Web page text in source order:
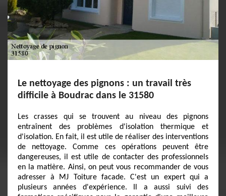
Le nettoyage des pignons : un travail très
difficile à Boudrac dans le 31580
Les crasses qui se trouvent au niveau des pignons
entraînent des problèmes d'isolation thermique et
d'isolation. En fait, il est utile de réaliser des interventions
de nettoyage. Comme ces opérations peuvent être
dangereuses, il est utile de contacter des professionnels
en la matière. Ainsi, on peut vous recommander de vous
adresser à MJ Toiture facade. C'est un expert qui a
plusieurs années d'expérience. Il a aussi suivi des